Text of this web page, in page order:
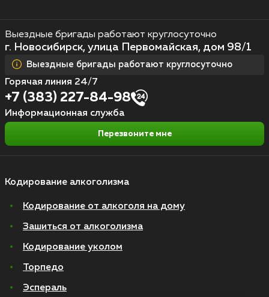
Кодирование алкоголизма
Кодирование от алкоголя на дому
Зашиться от алкоголизма
Кодирование уколом
Торпедо
Эспераль
Выездные бригады работают круглосуточно
г. Новосибирск, улица Первомайская, дом 98/1
Выездные бригады работают круглосуточно
Горячая линия 24/7
+7 (383) 227-84-98
Информационная служба
Перезвоните мне